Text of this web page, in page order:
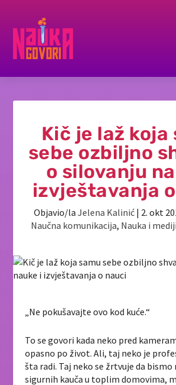
Kič je laž koja
sebe ozbiljno
o silovanju
izvještavanja
Objavio/la Jelena Kalinić| 2. okt
Naučna komunikacija, Nauka i mediji
„Ne pokušavajte ovo kod kuće.“
To se govori kada neko pred
opasno po život. Ali, taj neko je
šta radi. Taj neko se žrtvuje da bismo
sigurnih kauča u toplim domovima,